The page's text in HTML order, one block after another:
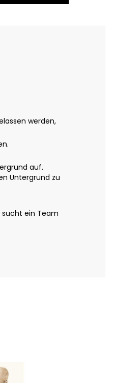
werden,
auf.
Untergrund zu
sucht ein Team